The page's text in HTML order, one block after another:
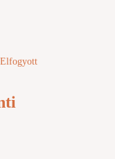
Elfogyott